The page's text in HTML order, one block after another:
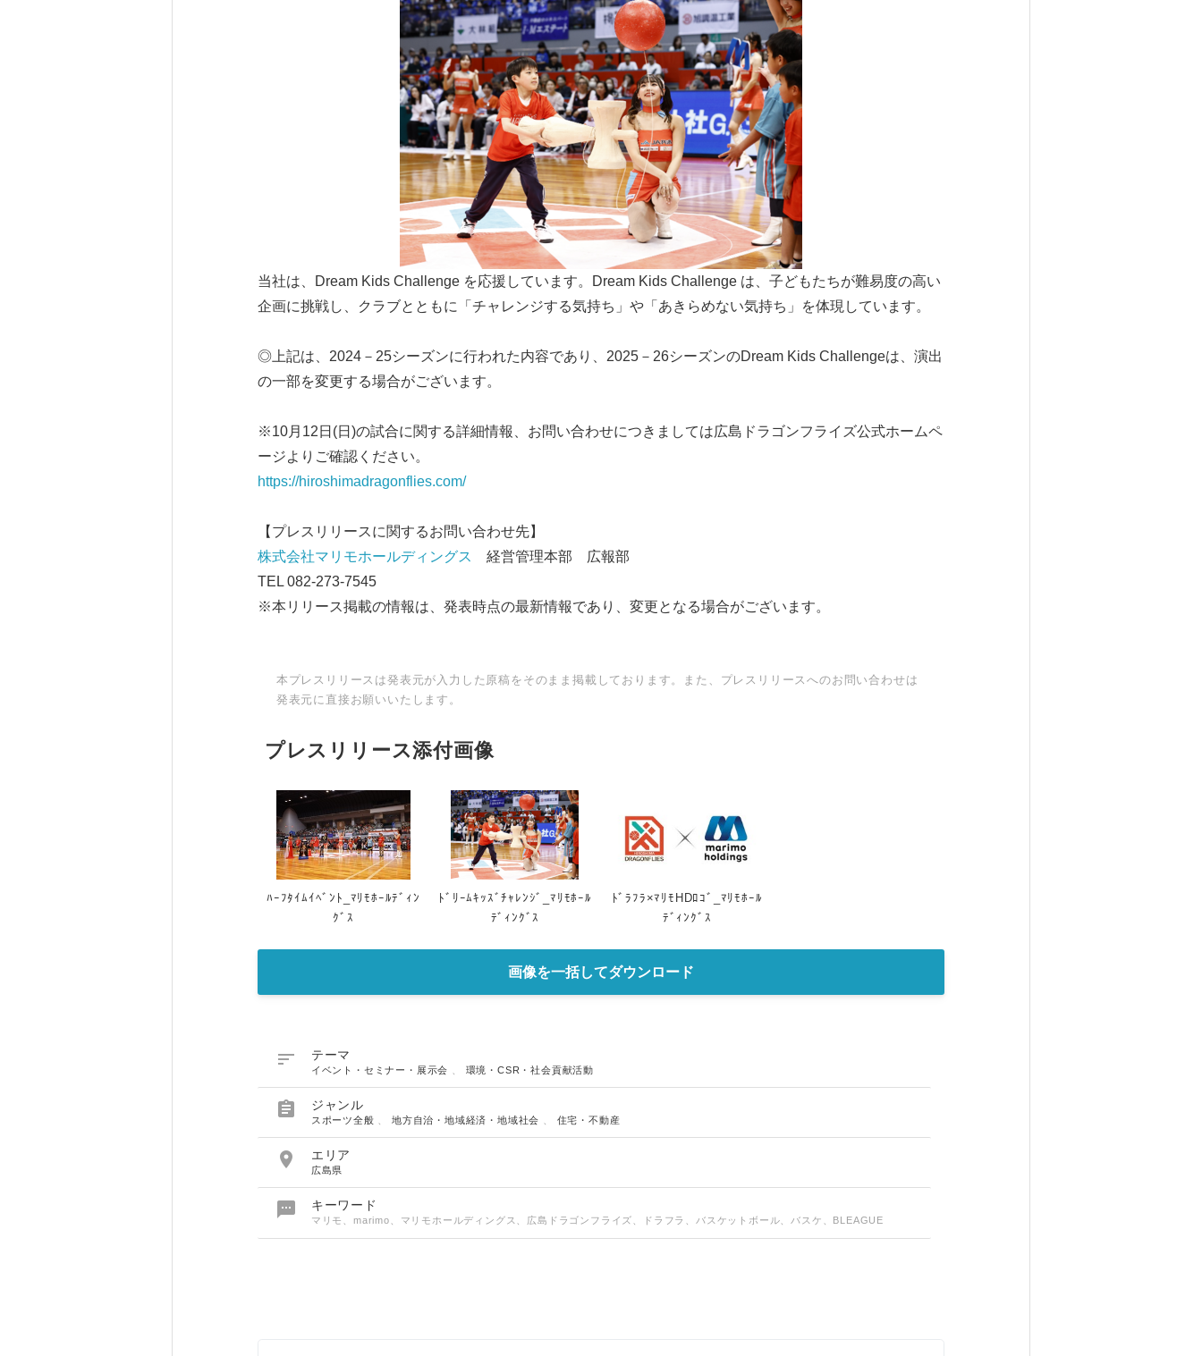
当社は、Dream Kids Challenge を応援しています。Dream Kids Challenge は、子どもたちが難易度の高い
企画に挑戦し、クラブとともに「チャレンジする気持ち」や「あきらめない気持ち」を体現しています。
◎上記は、2024－25シーズンに行われた内容であり、2025－26シーズンのDream Kids Challengeは、演出
の一部を変更する場合がございます。
※10月12日(日)の試合に関する詳細情報、お問い合わせにつきましては広島ドラゴンフライズ公式ホームペ
ージよりご確認ください。
https://hiroshimadragonflies.com/
【プレスリリースに関するお問い合わせ先】
株式会社マリモホールディングス
経営管理本部 広報部
TEL 082-273-7545
※本リリース掲載の情報は、発表時点の最新情報であり、変更となる場合がございます。
本プレスリリースは発表元が入力した原稿をそのまま掲載しております。また、プレスリリースへのお問い合わせは
発表元に直接お願いいたします。
プレスリリース添付画像
ﾊｰﾌﾀｲﾑｲﾍﾞﾝﾄ_ﾏﾘﾓﾎｰﾙﾃﾞｨﾝ
ｸﾞｽ
ﾄﾞﾘｰﾑｷｯｽﾞﾁｬﾚﾝｼﾞ_ﾏﾘﾓﾎｰﾙ
ﾃﾞｨﾝｸﾞｽ
ﾄﾞﾗﾌﾗ×ﾏﾘﾓHDﾛｺﾞ_ﾏﾘﾓﾎｰﾙ
ﾃﾞｨﾝｸﾞｽ
画像を一括してダウンロード
 テーマ
イベント・セミナー・展示会 環境・CSR・社会貢献活動
 ジャンル
スポーツ全般 、地方自治・地域経済・地域社会 住宅・不動産
 エリア
広島県
 キーワード
マリモ、marimo、マリモホールディングス、広島ドラゴンフライズ、ドラフラ、バスケットボール、バスケ、BLEAGUE
Japanese
English